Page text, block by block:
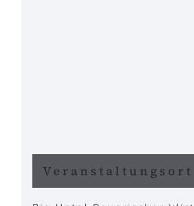
Veranstaltungsort